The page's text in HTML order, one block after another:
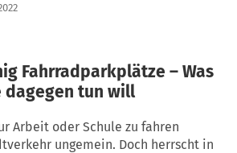
Fahrradparkplätze – Was
dagegen tun will
Arbeit oder Schule zu fahren
ungemein. Doch herrscht in